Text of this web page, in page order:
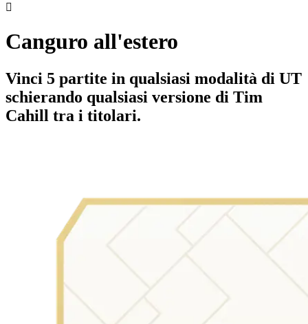

Canguro all'estero
Vinci 5 partite in qualsiasi modalità di UT
schierando qualsiasi versione di Tim
Cahill tra i titolari.